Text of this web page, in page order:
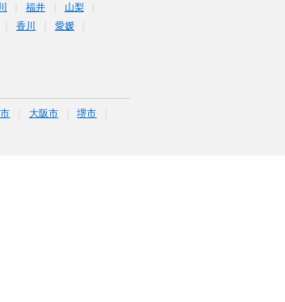
福井
山梨
香川
愛媛
大阪市
堺市